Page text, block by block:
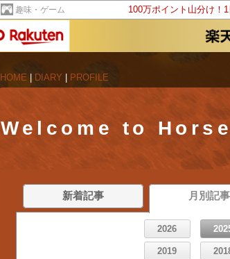
趣味・ゲーム 100万ポイント山分け！
HOME
DIARY PROFILE
Welcome to
新着記事 月別記事
2026
2019